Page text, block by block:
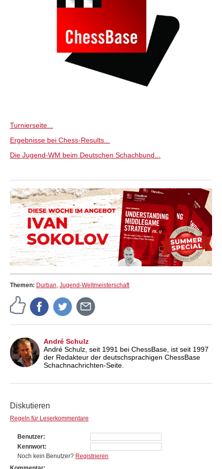
Turnierseite...
Ergebnisse bei Chess-Results...
Die Jugend-WM beim Deutschen Schachbund...
Themen: Durban, Jugend-Weltmeisterschaft
André Schulz
André Schulz, seit 1991 bei ChessBase, ist seit 1997
der Redakteur der deutschsprachigen ChessBase
Schachnachrichten-Seite.
Diskutieren
Regeln für Leserkommentare
Benutzer
Kennwort
Noch kein Benutzer? Registrieren